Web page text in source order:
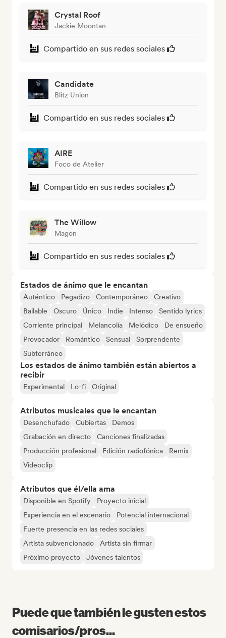
Crystal Roof
Jackie Moontan
Compartido en sus redes sociales
Candidate
Blitz Union
Compartido en sus redes sociales
AIRE
Foco de Atelier
Compartido en sus redes sociales
The Willow
Magon
Compartido en sus redes sociales
Estados de ánimo que le encantan
Auténtico Pegadizo Contemporáneo
Creativo
Bailable
Oscuro Único Indie Intenso
Sentido lyrics
Corriente principal
Melancolía Melódico
De ensueño
Provocador
Romántico Sensual
Sorprendente
Subterráneo
Los estados de ánimo también están abiertos a
recibir
Experimental Lo-fi Original
Atributos musicales que le encantan
Desenchufado Cubiertas
Demos
Grabación en directo
Canciones finalizadas
Producción profesional
Edición radiofónica
Remix
Videoclip
Atributos que él/ella ama
Disponible en Spotify
Proyecto inicial
Experiencia en el escenario
Potencial internacional
Fuerte presencia en las redes sociales
Artista subvencionado
Artista sin firmar
Próximo proyecto
Jóvenes talentos
Puede que también le gusten estos
comisarios/pros...